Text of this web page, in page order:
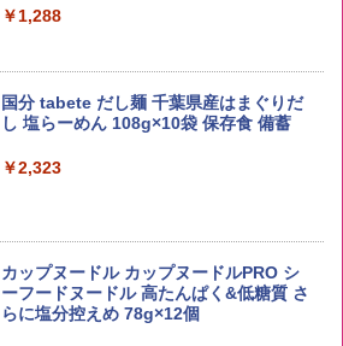
【在庫処分価格】ももたろう印 無洗米 5
kg 業務用 お米マイスターブレンド
新潟ケンベイ【精米】新潟県産にじのき
らめき 5kg 令和7年産
￥5,809
角ハイボール 350ml×24本 サントリー ウ
イスキー ハイボール 缶
￥4,927
トリスウイスキー 4000ml サントリー 大
容量 4リットル
￥1,288
国分 tabete だし麺 千葉県産はまぐりだ
し 塩らーめん 108g×10袋 保存食 備蓄
￥2,323
カップヌードル カップヌードルPRO シ
ーフードヌードル 高たんぱく&低糖質 さ
らに塩分控えめ 78g×12個